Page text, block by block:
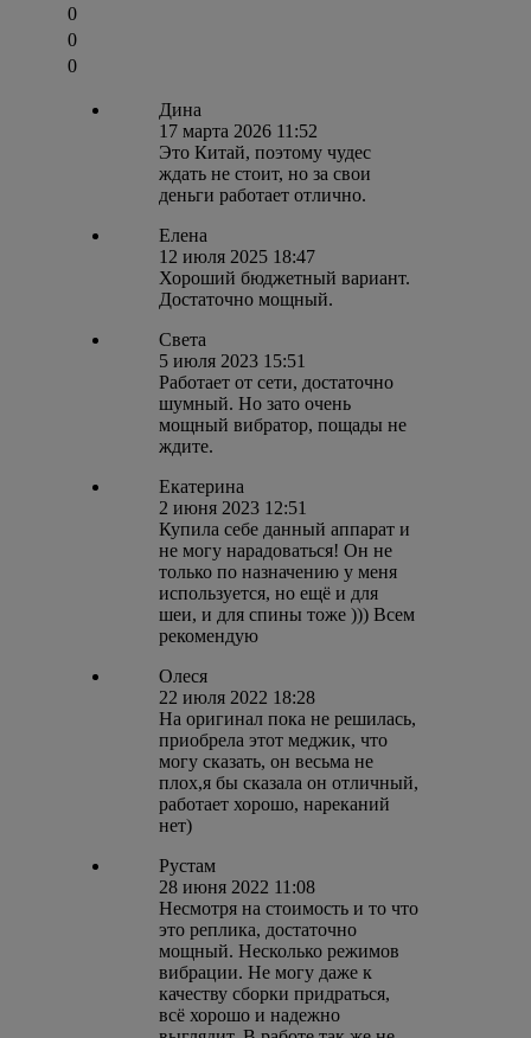
0
0
0
Дина
17 марта 2026 11:52
Это Китай, поэтому чудес
ждать не стоит, но за свои
деньги работает отлично.
Елена
12 июля 2025 18:47
Хороший бюджетный вариант.
Достаточно мощный.
Света
5 июля 2023 15:51
Работает от сети, достаточно
шумный. Но зато очень
мощный вибратор, пощады не
ждите.
Екатерина
2 июня 2023 12:51
Купила себе данный аппарат и
не могу нарадоваться! Он не
только по назначению у меня
используется, но ещё и для
шеи, и для спины тоже ))) Всем
рекомендую
Олеся
22 июля 2022 18:28
На оригинал пока не решилась,
приобрела этот меджик, что
могу сказать, он весьма не
плох,я бы сказала он отличный,
работает хорошо, нареканий
нет)
Рустам
28 июня 2022 11:08
Несмотря на стоимость и то что
это реплика, достаточно
мощный. Несколько режимов
вибрации. Не могу даже к
качеству сборки придраться,
всё хорошо и надежно